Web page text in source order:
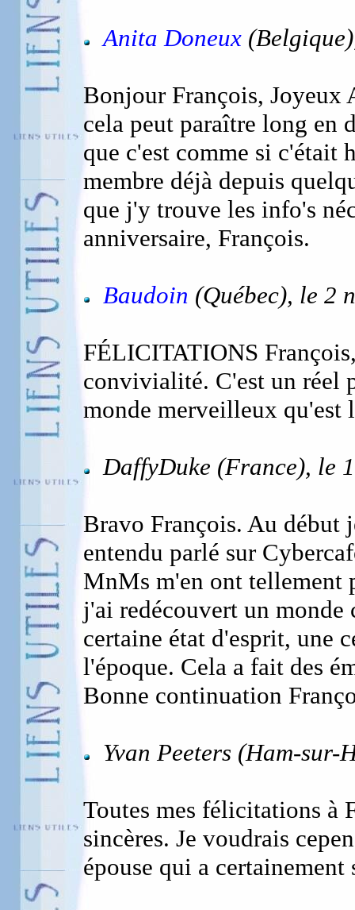
Anita Doneux
Bonjour François, Joyeux
cela peut paraître long en
que c'est comme si c'était
membre déjà depuis
que j'y trouve les info's
anniversaire, François.
Baudoin (Québec), le 2
FÉLICITATIONS
convivialité. C'est un réel
monde merveilleux qu'est
DaffyDuke (France), le
Bravo François. Au début
entendu parlé sur
MnMs m'en ont tellement
j'ai redécouvert un
certaine état d'esprit, une
l'époque. Cela a fait des
Bonne continuation
Yvan Peeters (Ham-
Toutes mes félicitations à
sincères. Je voudrais
épouse qui a certainement